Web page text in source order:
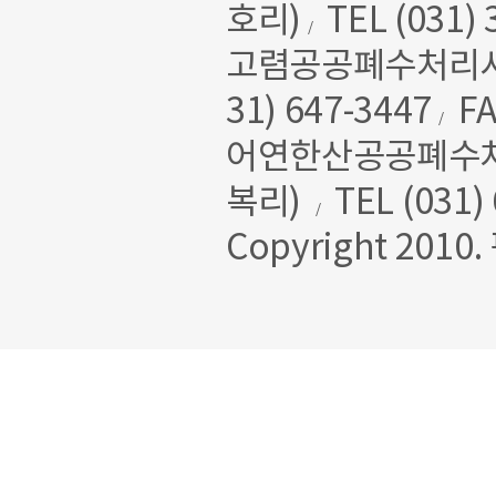
호리)
/
TEL (031)
고렴공공폐수처리
31) 647-3447 /
어연한산공공폐수
복리)
/
TEL
Copyright 2010.